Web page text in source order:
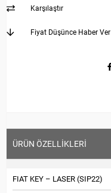
Karşılaştır
Fiyat Düşünce Haber Ver
ÜRÜN ÖZELLIKLERI
FIAT KEY – LASER (SIP22)